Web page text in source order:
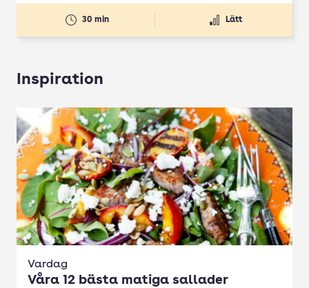
30 min Lätt
Inspiration
Vardag
Våra 12 bästa matiga sallader